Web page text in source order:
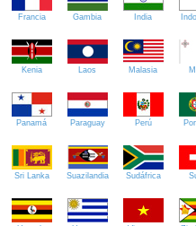
Francia Gambia India
Kenia Laos Malasia
Panamá Paraguay Perú
Sri Lanka Suazilandia Sudáfrica